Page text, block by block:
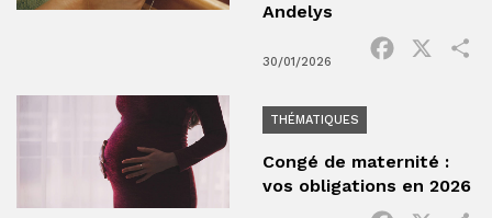
Andelys
30/01/2026
Facebook
THÉMATIQUES
Congé de maternité :
vos obligations en 2026